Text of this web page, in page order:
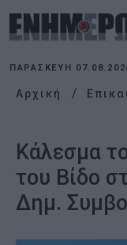
ΠΑΡΑΣΚΕΥΉ
Αρχική
Κάλεσμα
του Βίδο
Δημ.